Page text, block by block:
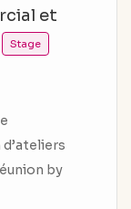
et
Stage
by